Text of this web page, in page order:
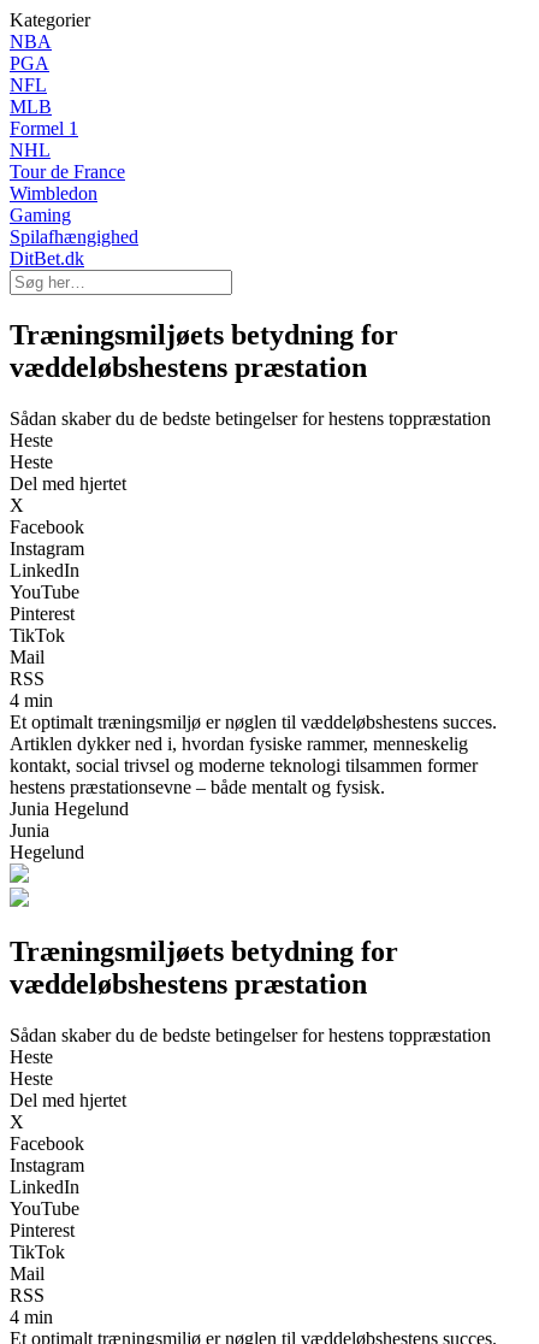
Kategorier
NBA
PGA
NFL
MLB
Formel 1
NHL
Tour de France
Wimbledon
Gaming
Spilafhængighed
DitBet.dk
Træningsmiljøets betydning for
væddeløbshestens præstation
Sådan skaber du de bedste betingelser for hestens toppræstation
Heste
Heste
Del med hjertet
X
Facebook
Instagram
LinkedIn
YouTube
Pinterest
TikTok
Mail
RSS
4 min
Et optimalt træningsmiljø er nøglen til væddeløbshestens succes.
Artiklen dykker ned i, hvordan fysiske rammer, menneskelig
kontakt, social trivsel og moderne teknologi tilsammen former
hestens præstationsevne – både mentalt og fysisk.
Junia Hegelund
Junia
Hegelund
Træningsmiljøets betydning for
væddeløbshestens præstation
Sådan skaber du de bedste betingelser for hestens toppræstation
Heste
Heste
Del med hjertet
X
Facebook
Instagram
LinkedIn
YouTube
Pinterest
TikTok
Mail
RSS
4 min
Et optimalt træningsmiljø er nøglen til væddeløbshestens succes.